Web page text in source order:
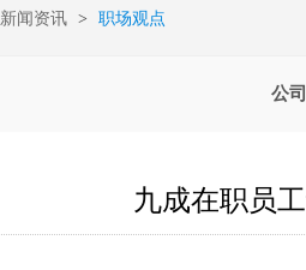
新闻资讯 > 职场观点
公
九成在职员